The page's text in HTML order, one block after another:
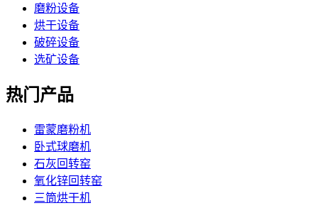
磨粉设备
烘干设备
破碎设备
选矿设备
热门产品
雷蒙磨粉机
卧式球磨机
石灰回转窑
氧化锌回转窑
三筒烘干机